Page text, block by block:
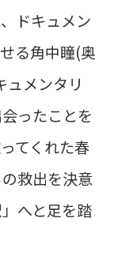
ドキュメン
る角中瞳(奥
ュメンタリ
ったことを
てくれた春
救出を決意
へと足を踏